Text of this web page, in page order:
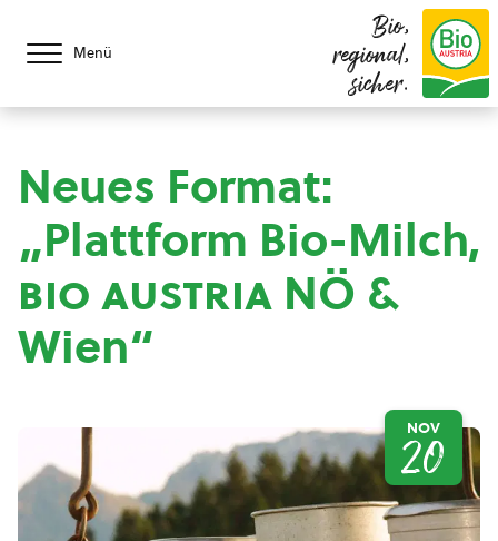
Menü
Bio,
regional,
sicher.
Neues Format:
„Plattform Bio-Milch,
bio austria NÖ &
Wien“
NOV
20